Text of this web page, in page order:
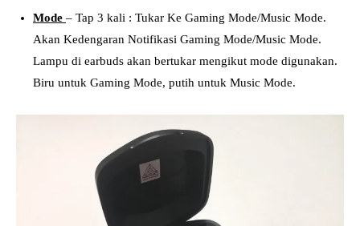
Mode – Tap 3 kali : Tukar Ke Gaming Mode/Music Mode.
Akan Kedengaran Notifikasi Gaming Mode/Music Mode.
Lampu di earbuds akan bertukar mengikut mode digunakan.
Biru untuk Gaming Mode, putih untuk Music Mode.